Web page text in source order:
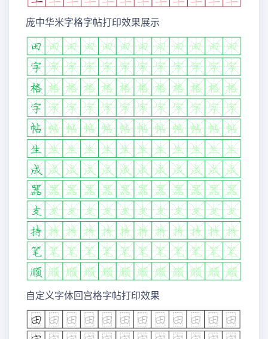
庞中华米字格字帖打印效果展示
自定义字体回宫格字帖打印效果